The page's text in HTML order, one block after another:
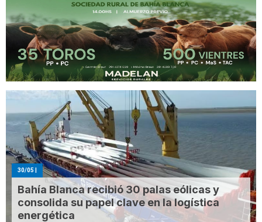
30/05
Bahía Blanca recibió 30 palas eólicas y
consolida su papel clave en la logística
energética